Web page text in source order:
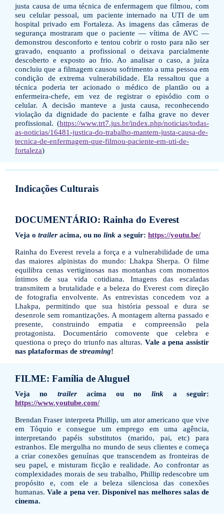
justa causa de uma técnica de enfermagem que filmou, com
seu celular pessoal, um paciente internado na UTI de um
hospital privado em Fortaleza. As imagens das câmeras de
segurança mostraram que o paciente — vítima de AVC —
demonstrou desconforto e tentou cobrir o rosto para não ser
gravado, enquanto a profissional o deixava parcialmente
descoberto e exposto ao frio. Ao analisar o caso, a juíza
concluiu que a filmagem causou sofrimento a uma pessoa em
condição de extrema vulnerabilidade. Ela ressaltou que a
técnica poderia ter acionado o médico de plantão ou a
enfermeira-chefe, em vez de registrar o episódio com o
celular. A decisão manteve a justa causa, reconhecendo
violação da dignidade do paciente e falha grave no dever
profissional. (https://www.trt7.jus.br/index.php/noticias/todas-
as-noticias/16481-justica-do-trabalho-mantem-justa-causa-de-
tecnica-de-enfermagem-que-filmou-paciente-em-uti-de-
fortaleza)
Indicações Culturais
DOCUMENTÁRIO: Rainha do Everest
Veja o trailer acima, ou no link a seguir: https://youtu.be/
Rainha do Everest revela a força e a vulnerabilidade de uma
das maiores alpinistas do mundo: Lhakpa Sherpa. O filme
equilibra cenas vertiginosas nas montanhas com momentos
íntimos de sua vida cotidiana. Imagens das escaladas
transmitem a brutalidade e a beleza do Everest com direção
de fotografia envolvente. As entrevistas concedem voz a
Lhakpa, permitindo que sua história pessoal e dura se
desenrole sem romantizações. A montagem alterna passado e
presente, construindo empatia e compreensão pela
protagonista. Documentário comovente que celebra e
questiona o preço do triunfo nas alturas. Vale a pena assistir
nas plataformas de streaming!
FILME: Família de Aluguel
Veja no traileracima ou no linka seguir:
https://www.youtube.com/
Brendan Fraser interpreta Phillip, um ator americano que vive
em Tóquio e consegue um emprego em uma agência,
interpretando papéis substitutos (marido, pai, etc) para
estranhos. Ele mergulha no mundo de seus clientes e começa
a criar conexões genuínas que transcendem as fronteiras de
seu papel, e misturam ficção e realidade. Ao confrontar as
complexidades morais de seu trabalho, Phillip redescobre um
propósito e, com ele a beleza silenciosa das conexões
humanas.Vale a pena ver. Disponível nas melhores salas de
cinema.